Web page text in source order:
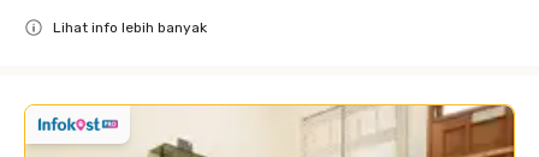
Lihat info lebih banyak